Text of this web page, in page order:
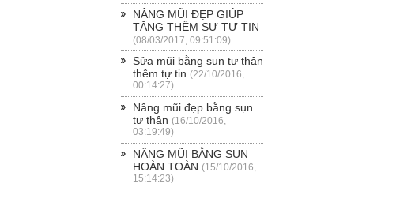
NÂNG MŨI ĐẸP GIÚP
TĂNG THÊM SỰ TỰ TIN
(08/03/2017, 09:51:09)
Sửa mũi bằng sụn tự thân
thêm tự tin (22/10/2016,
00:14:27)
Nâng mũi đẹp bằng sụn
tự thân (16/10/2016,
03:19:49)
NÂNG MŨI BẰNG SỤN
HOÀN TOÀN (15/10/2016,
15:14:23)